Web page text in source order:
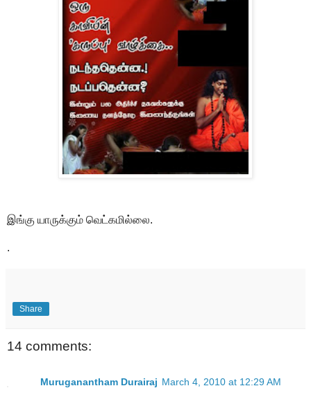
இங்கு யாருக்கும் வெட்கமில்லை.
.
Share
14 comments:
Muruganantham Durairaj March 4, 2010 at 12:29 AM